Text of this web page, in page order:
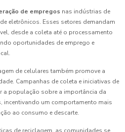
de empregos nas indústrias de
eletrônicos. Esses setores demandam
desde a coleta até o processamento
oportunidades de emprego e
de celulares também promove a
Campanhas de coleta e iniciativas de
a população sobre a importância da
incentivando um comportamento mais
ao consumo e descarte.